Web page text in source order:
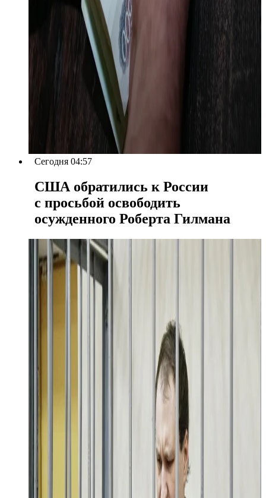
Сегодня 04:57
США обратились к России
с просьбой освободить
осужденного Роберта Гилмана